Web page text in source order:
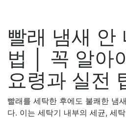
빨래 냄새 안
법 │ 꼭 알아
요령과 실전
빨래를 세탁한 후에도 불쾌한 냄
다. 이는 세탁기 내부의 세균, 세